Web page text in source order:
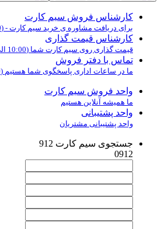
کارشناس فروش سیم کارت
برای دریافت مشاوره ی خرید سیم کارت - (9:30 الی 22)
کارشناس قیمت گذاری
قیمت گذاری روی سیم کارت شما (10:00 الی 20:00)
تماس با دفتر فروش
ما در ساعات اداری پاسخگوی شما هستیم (10 الی 17 - پنج شنبه تا 2)
واحد فروش سیم کارت
ما همیشه آنلاین هستیم
واحد پشتیبانی
واحد پشتیبانی مشتریان
جستجوی سیم کارت 912
0912